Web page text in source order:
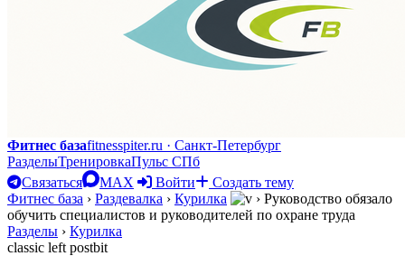
Фитнес базаfitnesspiter.ru · Санкт-Петербург
РазделыТренировкаПульс СПб
Связаться
MAX Войти
Создать тему
Фитнес база › Раздевалка › Курилка › Руководство обязало
обучить специалистов и руководителей по охране труда
Разделы › Курилка
classic left postbit